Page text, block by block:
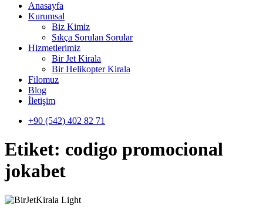
Anasayfa
Kurumsal
Biz Kimiz
Sıkça Sorulan Sorular
Hizmetlerimiz
Bir Jet Kirala
Bir Helikopter Kirala
Filomuz
Blog
İletişim
+90 (542) 402 82 71
Etiket: codigo promocional
jokabet